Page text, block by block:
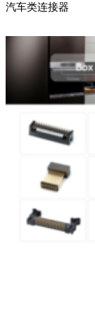
汽车类连接器